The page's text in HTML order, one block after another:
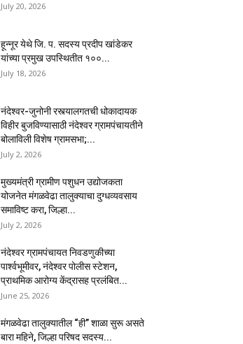
July 20, 2026
हून्नूर येथे जि. प. सदस्य प्रदीप खांडेकर
यांच्या प्रमुख उपस्थितीत १००...
July 18, 2026
नंदेश्वर-जुनोनी रस्त्यालगतची धोकादायक
विहीर बुजविण्यासाठी नंदेश्वर ग्रामपंचायतीने
बोलाविली विशेष ग्रामसभा;...
July 2, 2026
मुख्यमंत्री ग्रामीण पशुधन उद्योजकता
योजनेत मंगळवेढा तालुक्याचा दुग्धव्यवसाय
समाविष्ट करा, जिल्हा...
July 2, 2026
नंदेश्वर ग्रामपंचायत निवडणुकीच्या
पार्श्वभूमीवर, नंदेश्वर पोलीस स्टेशन,
प्राथमिक आरोग्य केंद्रासह प्रलंबित...
June 25, 2026
मंगळवेढा तालुक्यातील “ही” शाळा सुरू असते
बारा महिने, जिल्हा परिषद सदस्य...